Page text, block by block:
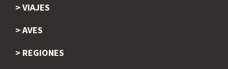
VIAJES
AVES
REGIONES